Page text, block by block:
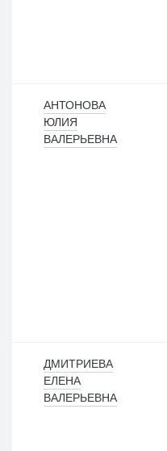
АНТОНОВА
ЮЛИЯ
ВАЛЕРЬЕВНА
ДМИТРИЕВА
ЕЛЕНА
ВАЛЕРЬЕВНА